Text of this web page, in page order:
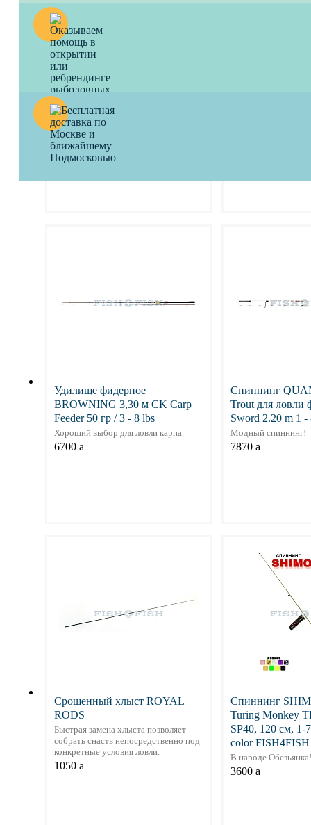
2-ое колено к удилищам без
колец LIMITED EDITION
1000a
Удилище фидерное
BROWNING 3,30 м CK Carp
Feeder 50 гр / 3 - 8 lbs
Хороший выбор для ловли карпа.
6700 a
Спиннинг
Trout для ловли
Sword 2.20 m 1 -
Модный спиннинг!
7870 a
Срощенный хлыст ROYAL
RODS
Быстрая замена хлыста позволяет
собрать снасть непосредственно под
конкретные условия ловли.
1050 a
Спиннинг
Turing Monkey
SP40, 120 см, 1-
color FISH4FISH
В народе Обезьянка!
3600 a